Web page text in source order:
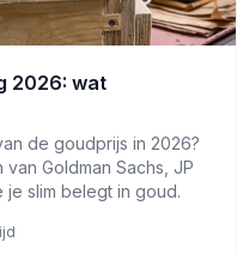
2026: wat
de goudprijs in 2026?
Goldman Sachs, JP
je slim belegt in goud.